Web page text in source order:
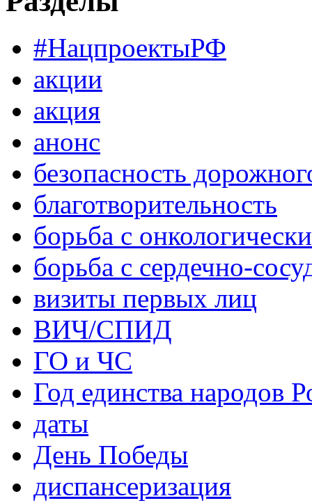
#НацпроектыРФ
акции
акция
анонс
безопасность
благотворительность
борьба с
борьба с сердечно-
визиты первых лиц
ВИЧ/СПИД
ГО и ЧС
Год единства народов
даты
День Победы
диспансеризация